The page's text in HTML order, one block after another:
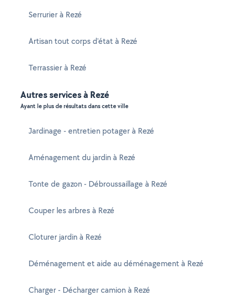
Serrurier à Rezé
Artisan tout corps d'état à Rezé
Terrassier à Rezé
Autres services à Rezé
Ayant le plus de résultats dans cette ville
Jardinage - entretien potager à Rezé
Aménagement du jardin à Rezé
Tonte de gazon - Débroussaillage à Rezé
Couper les arbres à Rezé
Cloturer jardin à Rezé
Déménagement et aide au déménagement à Rezé
Charger - Décharger camion à Rezé